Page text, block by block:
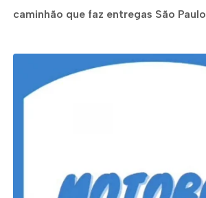
caminhão que faz entregas São Paulo